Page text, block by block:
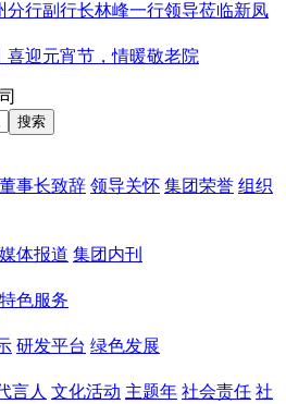
分行副行长林峰一行领导莅临新凤
喜迎元宵节，情暖敬老院
董事长致辞 领导关怀 集团荣誉 组织
媒体报道 集团内刊
特色服务
研发平台 绿色发展
言人 文化活动 主题年 社会责任 社